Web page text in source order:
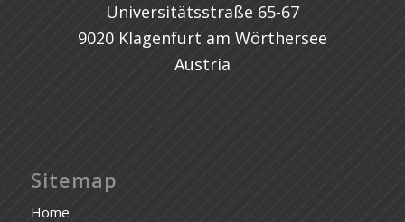
Universitätsstraße 65-67
9020 Klagenfurt am Wörthersee
Austria
Sitemap
Home